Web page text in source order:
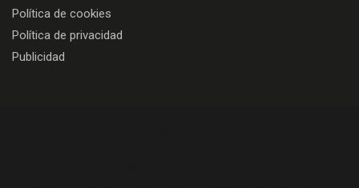
Política de cookies
Política de privacidad
Publicidad